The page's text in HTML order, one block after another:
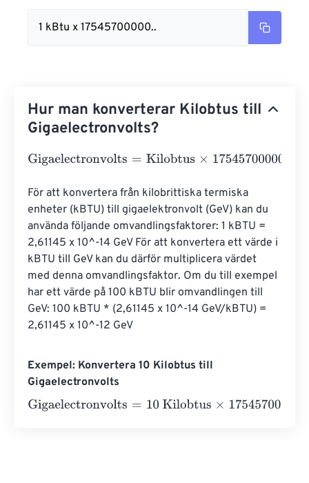
1 kBtu x 17545700000..
Hur man konverterar Kilobtus till
Gigaelectronvolts?
Gigaelectronvolts=Kilobtus×
För att konvertera från kilobrittiska termiska
enheter (kBTU) till gigaelektronvolt (GeV) kan du
använda följande omvandlingsfaktorer: 1 kBTU =
2,61145 x 10^-14 GeV För att konvertera ett värde i
kBTU till GeV kan du därför multiplicera värdet
med denna omvandlingsfaktor. Om du till exempel
har ett värde på 100 kBTU blir omvandlingen till
GeV: 100 kBTU * (2,61145 x 10^-14 GeV/kBTU) =
2,61145 x 10^-12 GeV
Exempel: Konvertera 10 Kilobtus till
Gigaelectronvolts
Gigaelectronvolts=10 Kilobtus×